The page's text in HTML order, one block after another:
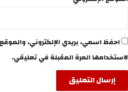
احفظ اسمي، بريدي الإلكتروني،
لاستخدامها المرة المقبلة في تعليقي.